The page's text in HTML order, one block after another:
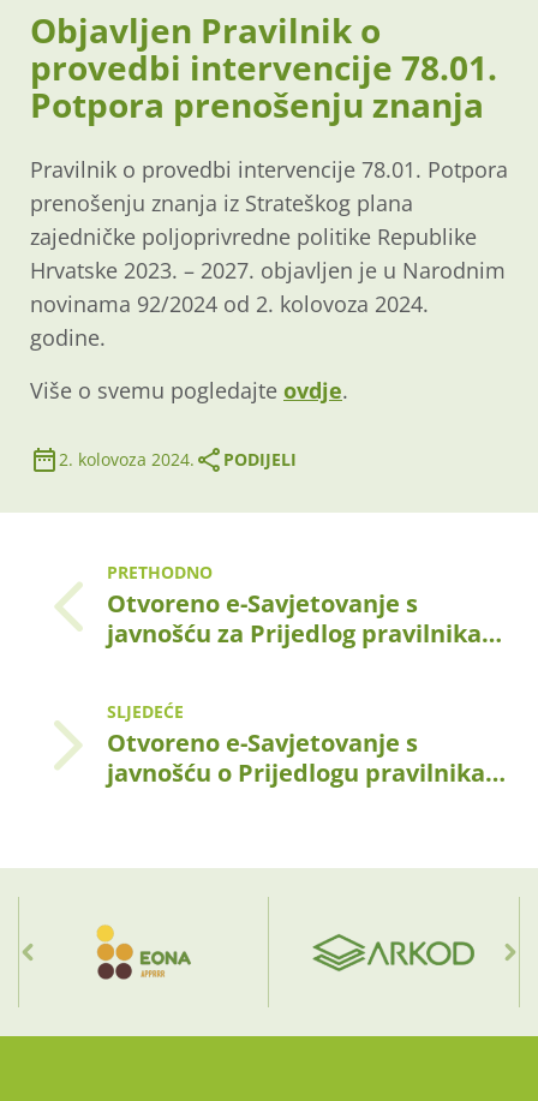
Objavljen Pravilnik o
provedbi intervencije 78.01.
Potpora prenošenju znanja
Pravilnik o provedbi intervencije 78.01. Potpora
prenošenju znanja iz Strateškog plana
zajedničke poljoprivredne politike Republike
Hrvatske 2023. – 2027. objavljen je u Narodnim
novinama 92/2024 od 2. kolovoza 2024.
godine.
Više o svemu pogledajte ovdje.
2. kolovoza 2024. PODIJELI
PRETHODNO
Otvoreno e-Savjetovanje s
javnošću za Prijedlog pravilnika…
SLJEDEĆE
Otvoreno e-Savjetovanje s
javnošću o Prijedlogu pravilnika…